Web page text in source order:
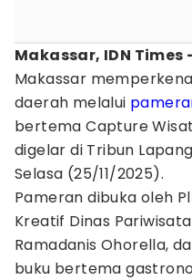
Makassar, IDN Times
Makassar
daerah melalui
bertema Capture
digelar di Tribun
Selasa (25/11/2025).
Pameran dibuka oleh
Kreatif Dinas
Ramadanis Ohorella,
buku bertema